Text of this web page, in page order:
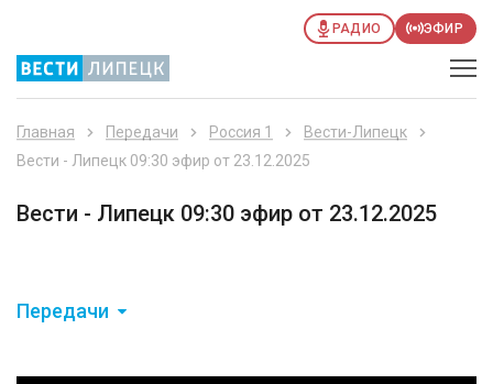
РАДИО ЭФИР
Главная Передачи Россия 1
Вести-Липецк
Вести - Липецк 09:30 эфир от 23.12.2025
Вести - Липецк 09:30 эфир от 23.12.2025
Передачи